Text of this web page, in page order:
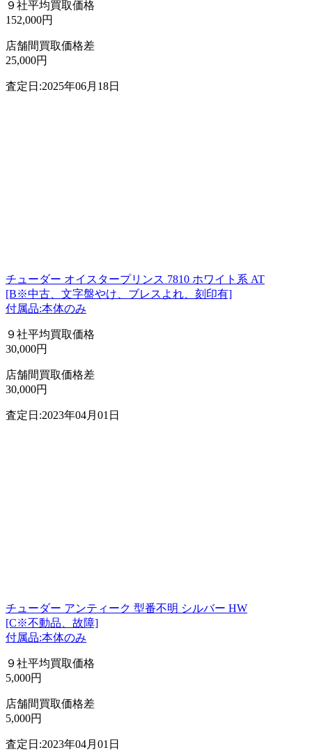
９社平均買取価格
152,000円
店舗間買取価格差
25,000円
査定日:2025年06月18日
チューダー オイスタープリンス 7810 ホワイト系 AT
[B※中古、文字盤やけ、ブレスよれ、刻印有]
付属品:本体のみ
９社平均買取価格
30,000円
店舗間買取価格差
30,000円
査定日:2023年04月01日
チューダー アンティーク 型番不明 シルバー HW
[C※不動品、故障]
付属品:本体のみ
９社平均買取価格
5,000円
店舗間買取価格差
5,000円
査定日:2023年04月01日